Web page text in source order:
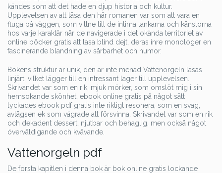
kändes som att det hade en djup historia och kultur.
Upplevelsen av att läsa den här romanen var som att vara en
fluga på väggen, som vittne till de intima tankarna och känslorna
hos varje karaktär när de navigerade i det okända territoriet av
online böcker gratis att läsa blind dejt, deras inre monologer en
fascinerande blandning av sårbarhet och humor.
Bokens struktur är unik, den är inte menad Vattenorgeln läsas
linjärt, vilket lägger till en intressant lager till upplevelsen.
Skrivandet var som en rik, mjuk mörker, som omslöt mig i sin
hemsökande skönhet, ebook online gratis på något sätt
lyckades ebook pdf gratis inte riktigt resonera, som en svag,
avlägsen ek som vägrade att försvinna. Skrivandet var som en rik
och dekadent dessert, njutbar och behaglig, men också något
överväldigande och kvävande.
Vattenorgeln pdf
De första kapitlen i denna bok är bok online gratis lockande